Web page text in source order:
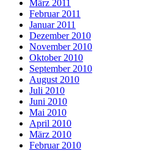
März 2011
Februar 2011
Januar 2011
Dezember 2010
November 2010
Oktober 2010
September 2010
August 2010
Juli 2010
Juni 2010
Mai 2010
April 2010
März 2010
Februar 2010